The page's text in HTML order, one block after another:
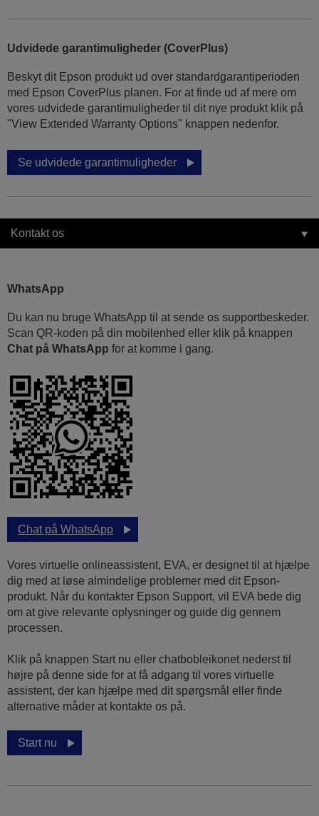
Udvidede garantimuligheder (CoverPlus)
Beskyt dit Epson produkt ud over standardgarantiperioden
med Epson CoverPlus planen. For at finde ud af mere om
vores udvidede garantimuligheder til dit nye produkt klik på
"View Extended Warranty Options" knappen nedenfor.
Se udvidede garantimuligheder
Kontakt os
WhatsApp
Du kan nu bruge WhatsApp til at sende os supportbeskeder.
Scan QR-koden på din mobilenhed eller klik på knappen
Chat på WhatsApp for at komme i gang.
Chat på WhatsApp
Vores virtuelle onlineassistent, EVA, er designet til at hjælpe
dig med at løse almindelige problemer med dit Epson-
produkt. Når du kontakter Epson Support, vil EVA bede dig
om at give relevante oplysninger og guide dig gennem
processen.
Klik på knappen Start nu eller chatbobleikonet nederst til
højre på denne side for at få adgang til vores virtuelle
assistent, der kan hjælpe med dit spørgsmål eller finde
alternative måder at kontakte os på.
Start nu